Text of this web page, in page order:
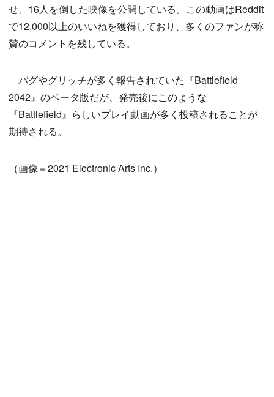
せ、16人を倒した映像を公開している。この動画はReddit
で12,000以上のいいねを獲得しており、多くのファンが称
賛のコメントを残している。
バグやグリッチが多く報告されていた『Battlefield
2042』のベータ版だが、発売後にこのような
『Battlefield』らしいプレイ動画が多く投稿されることが
期待される。
（画像＝2021 Electronic Arts Inc.）